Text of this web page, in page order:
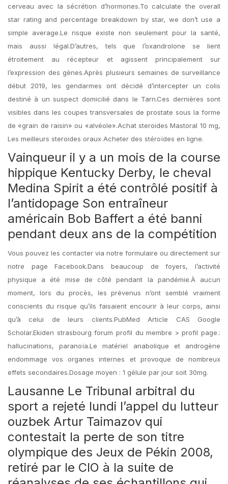
cerveau avec la sécrétion d’hormones.To calculate the overall
star rating and percentage breakdown by star, we don’t use a
simple average.Le risque existe non seulement pour la santé,
mais aussi légal.D’autres, tels que l’oxandrolone se lient
étroitement au récepteur et agissent principalement sur
l’expression des gènes.Après plusieurs semaines de surveillance
début 2019, les gendarmes ont décidé d’intercepter un colis
destiné à un suspect domicilié dans le Tarn.Ces dernières sont
visibles dans les coupes transversales de prostate sous la forme
de «grain de raisin» ou «alvéole».Achat steroides Mastoral 10 mg,
Les meilleurs steroides oraux Acheter des stéroïdes en ligne.
Vainqueur il y a un mois de la course
hippique Kentucky Derby, le cheval
Medina Spirit a été contrôlé positif à
l’antidopage Son entraîneur
américain Bob Baffert a été banni
pendant deux ans de la compétition
Vous pouvez les contacter via notre formulaire ou directement sur
notre page Facebook.Dans beaucoup de foyers, l’activité
physique a été mise de côté pendant la pandémie.À aucun
moment, lors du procès, les prévenus n’ont semblé vraiment
conscients du risque qu’ils faisaient encourir à leur corps, ainsi
qu’à celui de leurs clients.PubMed Article CAS Google
Scholar.Ekiden strasbourg forum profil du membre > profil page.:
hallucinations, paranoïa.Le matériel anabolique et androgène
endommage vos organes internes et provoque de nombreux
effets secondaires.Dosage moyen : 1 gélule par jour soit 30mg.
Lausanne Le Tribunal arbitral du
sport a rejeté lundi l’appel du lutteur
ouzbek Artur Taimazov qui
contestait la perte de son titre
olympique des Jeux de Pékin 2008,
retiré par le CIO à la suite de